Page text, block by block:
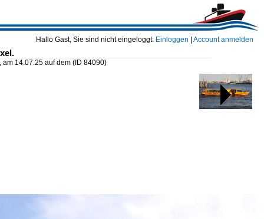
Hallo Gast, Sie sind nicht eingeloggt. Einloggen Account anmelden
am 14.07.25 auf dem (ID 84090)